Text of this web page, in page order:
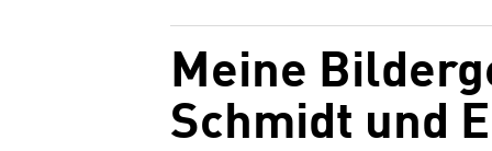
Meine
Schmidt und